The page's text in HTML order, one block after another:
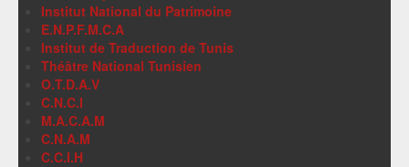
Institut National du Patrimoine
E.N.P.F.M.C.A
Institut de Traduction de Tunis
Théâtre National Tunisien
O.T.D.A.V
C.N.C.I
M.A.C.A.M
C.N.A.M
C.C.I.H